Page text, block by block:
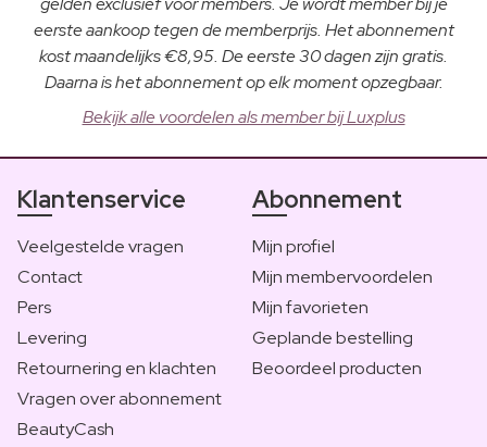
eerste aankoop tegen de memberprijs. Het abonnement
kost maandelijks €8,95. De eerste 30 dagen zijn gratis.
Daarna is het abonnement op elk moment opzegbaar.
Bekijk alle voordelen als member bij Luxplus
Klantenservice
Veelgestelde vragen
Contact
Pers
Levering
Retournering en klachten
Vragen over abonnement
BeautyCash
Abonnement
Mijn profiel
Mijn membervoordelen
Mijn favorieten
Geplande bestelling
Beoordeel producten